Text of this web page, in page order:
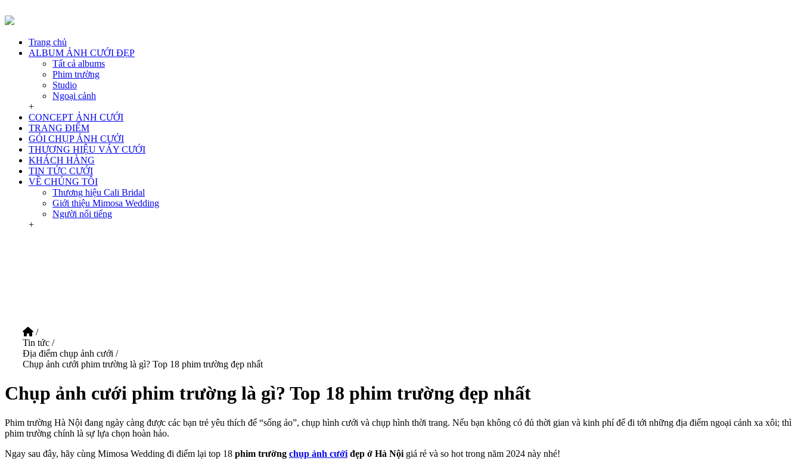
Trang chủ
ALBUM ẢNH CƯỚI ĐẸP
Tất cả albums
Phim trường
Studio
Ngoại cảnh
+
CONCEPT ẢNH CƯỚI
TRANG ĐIỂM
GÓI CHỤP ẢNH CƯỚI
THƯƠNG HIỆU VÁY CƯỚI
KHÁCH HÀNG
TIN TỨC CƯỚI
VỀ CHÚNG TÔI
Thương hiệu Cali Bridal
Giới thiệu Mimosa Wedding
Người nổi tiếng
+
/
Tin tức /
Địa điểm chụp ảnh cưới /
Chụp ảnh cưới phim trường là gì? Top 18 phim trường đẹp nhất
Chụp ảnh cưới phim trường là gì? Top 18 phim trường đẹp nhất
Phim trường Hà Nội đang ngày càng được các bạn trẻ yêu thích để “sống ảo”, chụp hình cưới và chụp hình thời trang. Nếu bạn không có đủ thời gian và kinh phí để đi tới những địa điểm ngoại cảnh xa xôi; thì
phim trường chính là sự lựa chọn hoàn hảo.
Ngay sau đây, hãy cùng Mimosa Wedding đi điểm lại top 18 phim trường chụp ảnh cưới đẹp ở Hà Nội giá rẻ và so hot trong năm 2024 này nhé!